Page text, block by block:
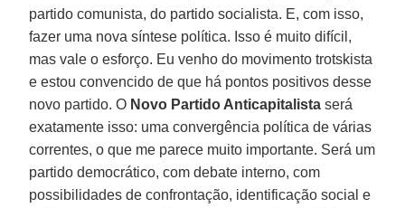
partido comunista, do partido socialista. E, com isso,
fazer uma nova síntese política. Isso é muito difícil,
mas vale o esforço. Eu venho do movimento trotskista
e estou convencido de que há pontos positivos desse
novo partido. O Novo Partido Anticapitalista será
exatamente isso: uma convergência política de várias
correntes, o que me parece muito importante. Será um
partido democrático, com debate interno, com
possibilidades de confrontação, identificação social e